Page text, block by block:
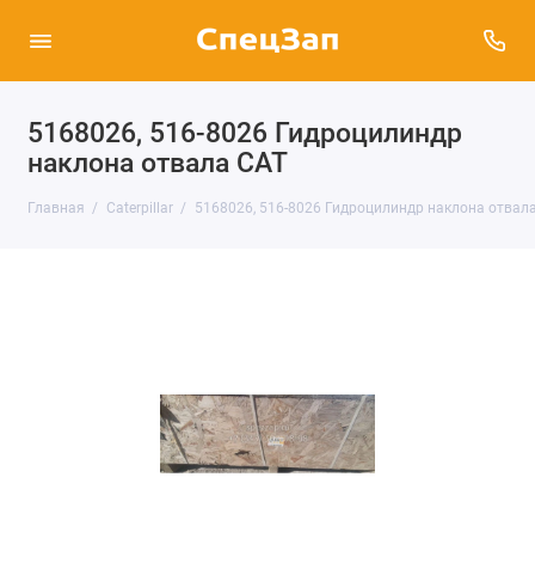
5168026, 516-8026 Гидроцилиндр
наклона отвала CAT
Главная Caterpillar 5168026, 516-8026 Гидроцилиндр наклона